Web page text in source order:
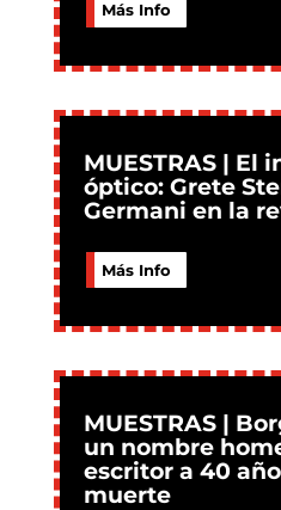
Más Info
MUESTRAS | El
óptico: Grete
Germani en la
Más Info
MUESTRAS |
un nombre
escritor a 40
muerte